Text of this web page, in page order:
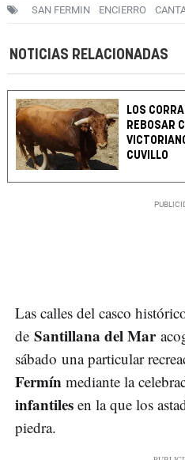
SAN FERMIN ENCIERRO
NOTICIAS RELACIONADAS
LOS
REBOSAR
CUVILLO
Las calles del casco
de Santillana del Mar
sábado una particular
Fermín mediante la
infantiles en la que los
piedra.